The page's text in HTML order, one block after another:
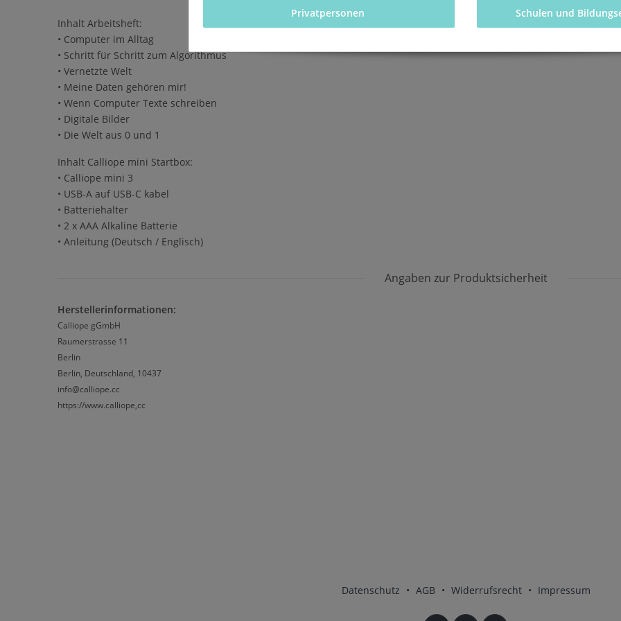
Inhalt Arbeitsheft:
• Computer im Alltag
• Schritt für Schritt zum Algorithmus
• Vernetzte Welt
• Meine Daten gehören mir!
• Wenn Computer Texte schreiben
• Digitale Bilder
• Die Welt aus 0 und 1
Inhalt Calliope mini Startbox:
• Calliope mini 3
• USB-A auf USB-C kabel
• Batteriehalter
• 2 x AAA Alkaline Batterie
• Anleitung (Deutsch / Englisch)
Angaben zur Produktsicherheit
Herstellerinformationen:
Calliope gGmbH
Raumerstrasse 11
Berlin
Berlin, Deutschland, 10437
info@calliope.cc
https://www.calliope,cc
Datenschutz • AGB • Widerrufsrecht • Impressum
Privatpersonen Schulen und